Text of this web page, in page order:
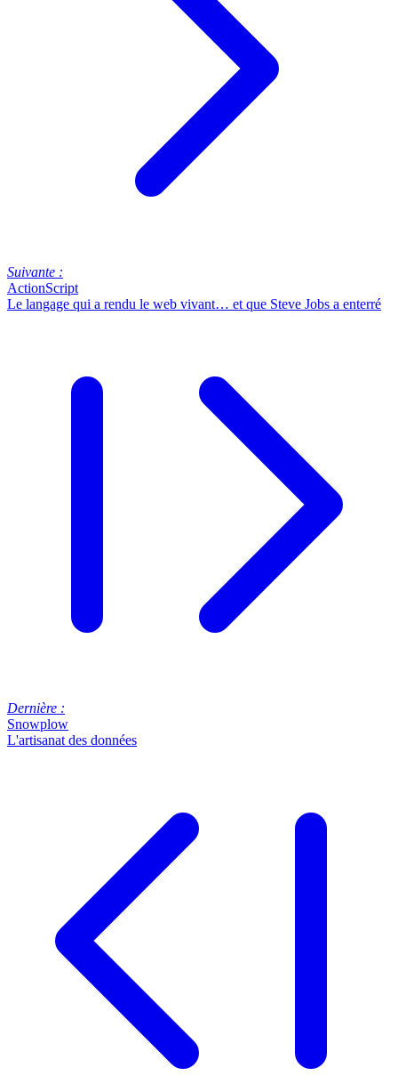
Suivante :
ActionScript
Le langage qui a rendu le web vivant… et que Steve Jobs a enterré
Dernière :
Snowplow
L'artisanat des données